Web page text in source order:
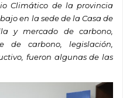
Climático de la provincia
en la sede de la Casa de
y mercado de carbono,
de carbono, legislación,
fueron algunas de las